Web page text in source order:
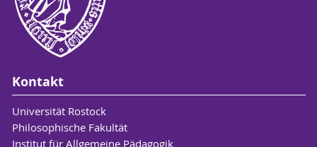
Kontakt
Universität Rostock
Philosophische Fakultät
Institut für Allgemeine Pädagogik